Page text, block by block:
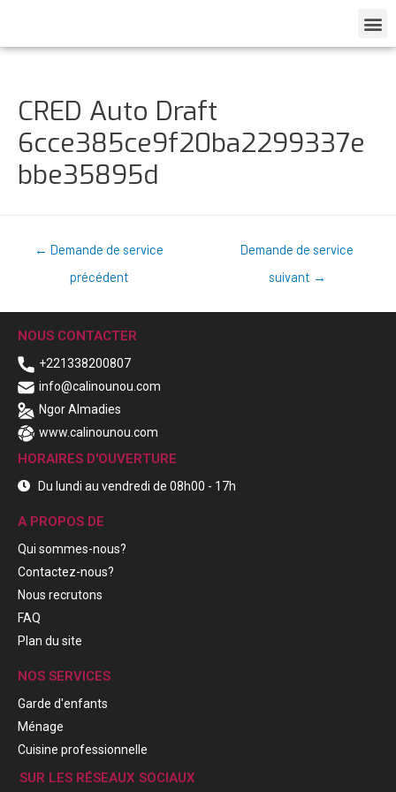
CRED Auto Draft
6cce385ce9f20ba2299337e
bbe35895d
← Demande de service
précédent
Demande de service
suivant →
NOUS CONTACTER
+221338200807
info@calinounou.com
Ngor Almadies
www.calinounou.com
HORAIRES D'OUVERTURE
Du lundi au vendredi de 08h00 - 17h
A PROPOS DE
Qui sommes-nous?
Contactez-nous?
Nous recrutons
FAQ
Plan du site
NOS SERVICES
Garde d'enfants
Ménage
Cuisine professionnelle
SUR LES RÉSEAUX SOCIAUX